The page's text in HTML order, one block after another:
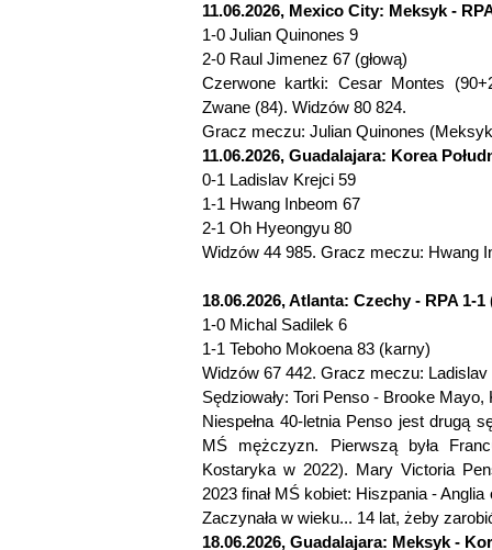
11.06.2026, Mexico City: Meksyk -
1-0 Julian Quinones 9
2-0 Raul Jimenez 67 (głową)
Czerwone kartki: Cesar Montes
Zwane (84). Widzów 80 824.
Gracz meczu: Julian Quinones
11.06.2026, Guadalajara: Korea
0-1 Ladislav Krejci 59
1-1 Hwang Inbeom 67
2-1 Oh Hyeongyu 80
Widzów 44 985. Gracz meczu: Hwang
18.06.2026, Atlanta: Czechy - RPA 1-1
1-0 Michal Sadilek 6
1-1 Teboho Mokoena 83 (karny)
Widzów 67 442. Gracz meczu:
Sędziowały: Tori Penso - Brooke
Niespełna 40-letnia Penso jest drugą
MŚ mężczyzn. Pierwszą była
Kostaryka w 2022). Mary Victoria
2023 finał MŚ kobiet: Hiszpania -
Zaczynała w wieku... 14 lat, żeby
18.06.2026, Guadalajara: Meksyk -